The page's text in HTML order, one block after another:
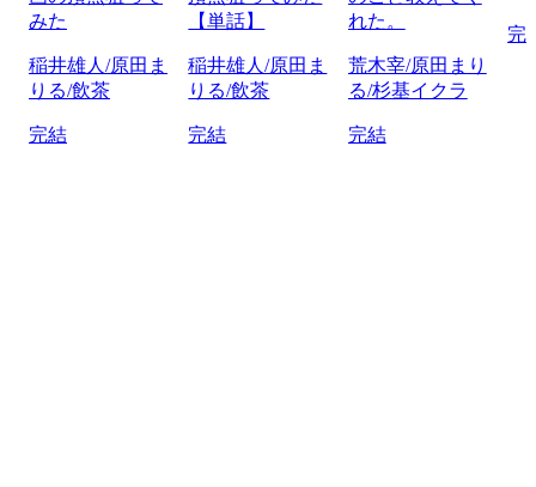
みた
稲井雄人/原田ま
りる/飲茶
完結
【単話】
稲井雄人/原田ま
りる/飲茶
完結
れた。
荒木宰/原田まり
る/杉基イクラ
完結
完